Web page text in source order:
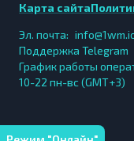
Карта сайта
Эл. почта:
Поддержка Telegram
График работы
10-22 пн-вс (GMT+3)